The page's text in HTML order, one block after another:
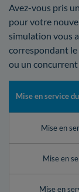
Avez-vous pris
pour votre
simulation vous
correspondant le
ou un concurrent
Mise en service
Mise en
Mise en
Mise en